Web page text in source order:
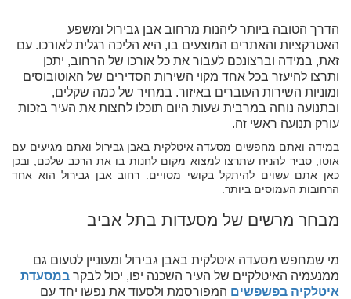
הדרך הטובה ביותר ליהנות מרחוב אבן גבירול ומשפע
האטרקציות והאתרים המוצעים בו, היא הליכה רגלית לאורכו. עם
זאת, במידה וברצונכם לעבור את כל אורכו של הרחוב, יתכן
ותרצו להיעזר בכל אחד מקוי השירות הסדירים של האוטובוסים
ומוניות השירות העוברים באיזור. במחיר של כמה שקלים,
ובתנועה נוחה במרבית שעות היום תוכלו לחצות את העיר בזכות
עורק תנועה ראשי זה.
במידה ואתם מחפשים מסעדה איטלקית באבן גבירול ואתם מגיעים עם
אוטו, סביר להניח שתרצו למצוא מקום לחנות בו את הרכב שלכם, ובכן
כאן אתם עשוים להיתקל בקושי מסויים. רחוב אבן גבירול הוא אחד
הרחובות העמוסים ביותר.
מבחר מרשים של מסעדות בתל אביב
מי שמחפש מסעדה איטלקית באבן גבירול ומעוניין לטעום גם
ממנעמיה האיטלקיים של העיר השכנה יפו, יכול לבקר במסעדת
איטלקיה בפשפשים המפורסמת ולסעוד את נפשו יחד עם